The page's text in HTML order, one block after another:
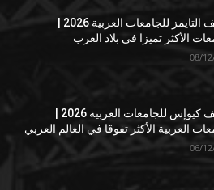
الأكثر تميزا في بلاد العرب
08/
العربية الأكثر تفوقا في العالم العربي
06/